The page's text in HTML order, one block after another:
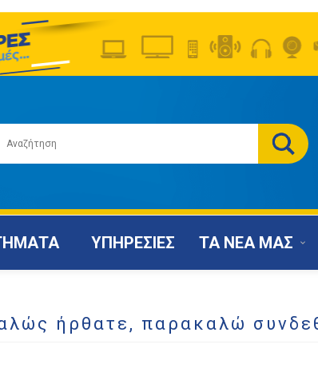
ΥΠΗΡΕΣΙΕΣ ΤΑ ΝΕΑ ΜΑΣ
ήρθατε, παρακαλώ